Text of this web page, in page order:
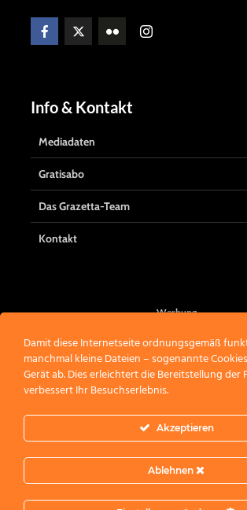
Info & Kontakt
Mediadaten
Gratisabo
Das Grazetta-Team
Kontakt
Werbung
Damit diese Internetseite ordnungsgemäß
manchmal kleine Dateien – sogenannte
Gerät ab. Dies erleichtert die Bereitstellung
verbessert Ihr Besuchserlebnis.
Akzeptieren
Ablehnen